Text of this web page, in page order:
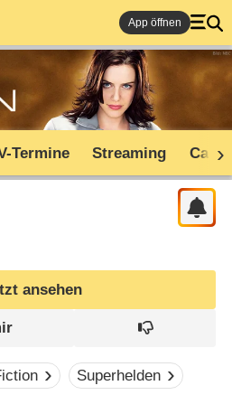
App öffnen
Termine Streaming Cast
ansehen
Superhelden